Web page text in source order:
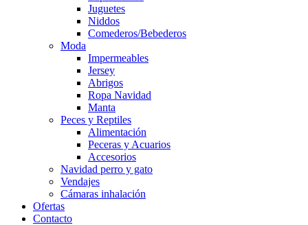
Juguetes
Niddos
Comederos/Bebederos
Moda
Impermeables
Jersey
Abrigos
Ropa Navidad
Manta
Peces y Reptiles
Alimentación
Peceras y Acuarios
Accesorios
Navidad perro y gato
Vendajes
Cámaras inhalación
Ofertas
Contacto